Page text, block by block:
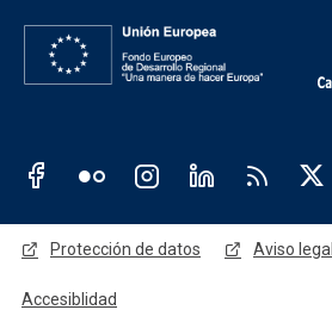
Redes sociales JCCM
Menú legal
Protección de datos Aviso legal
Accesiblidad